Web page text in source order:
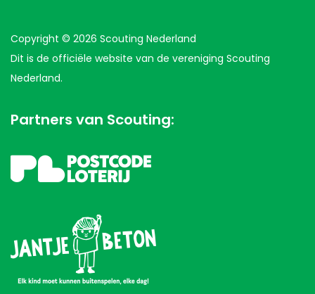
Copyright © 2026 Scouting Nederland
Dit is de officiële website van de vereniging Scouting
Nederland.
Partners van Scouting: